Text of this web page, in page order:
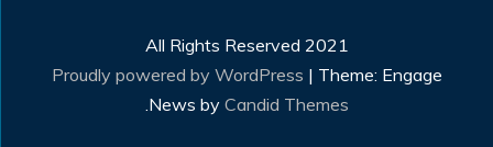
All Rights Reserved 2021
Proudly powered by WordPress | Theme: Engage
News by Candid Themes